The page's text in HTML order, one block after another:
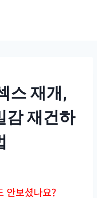
스 재개,
감 재건하